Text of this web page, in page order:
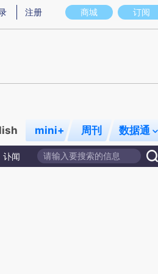
图存在偏差。不代表财新观点和立场。推荐
商城 订阅
注册
mini+ 周刊 数据通
讣闻